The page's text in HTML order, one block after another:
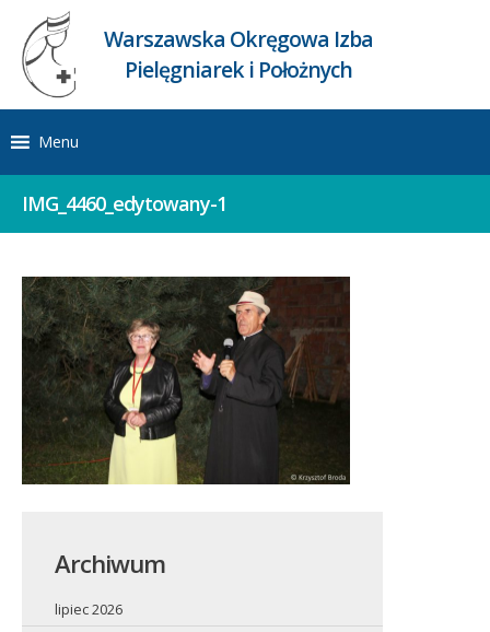
Warszawska Okręgowa Izba
Pielęgniarek i Położnych
Menu
IMG_4460_edytowany-1
Archiwum
lipiec 2026